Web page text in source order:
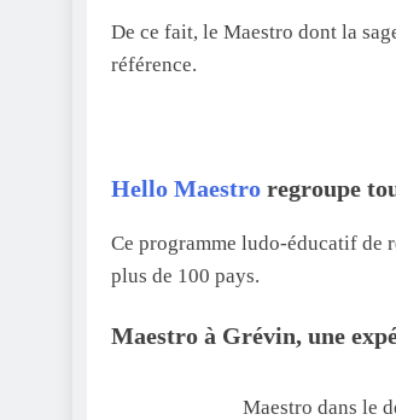
De ce fait, le Maestro dont la
référence.
Hello Maestro regroupe
Ce programme ludo-éducatif de
plus de 100 pays.
Maestro à Grévin, une
Maestro dans le